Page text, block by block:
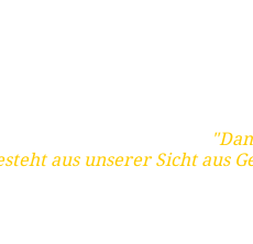
aus unserer Sicht aus